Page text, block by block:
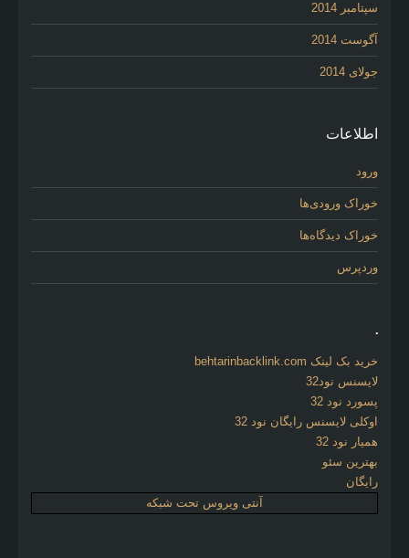
سپتامبر 2014
آگوست 2014
جولای 2014
اطلاعات
ورود
خوراک ورودی‌ها
خوراک دیدگاه‌ها
وردپرس
.
خرید بک لینک behtarinbacklink.com
لایسنس نود32
پسورد نود 32
اوکلی لایسنس رایگان نود 32
همیار نود 32
بهترین سئو
رایگان
آنتی ویروس تحت شبکه